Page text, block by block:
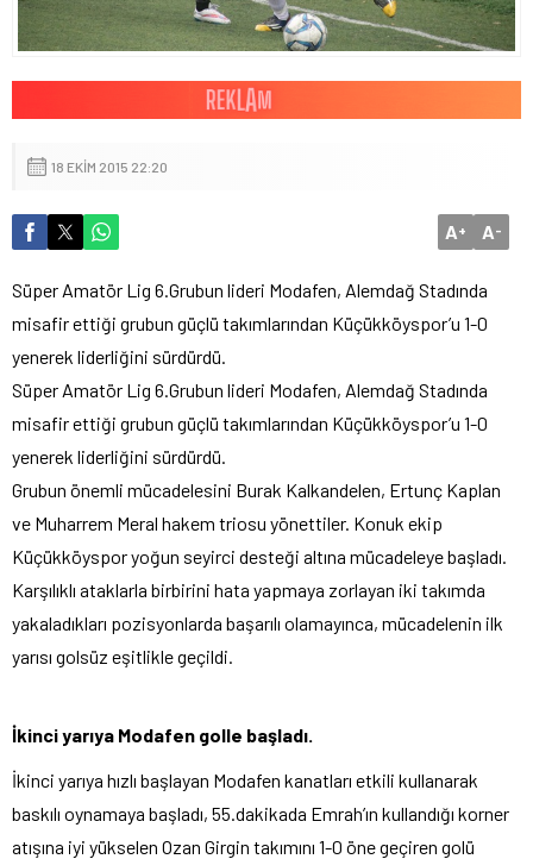
18 EKIM 2015 22:20
A+ A-
Süper Amatör Lig 6.Grubun lideri Modafen, Alemdağ Stadında
misafir ettiği grubun güçlü takımlarından Küçükköyspor’u 1-0
yenerek liderliğini sürdürdü.
Süper Amatör Lig 6.Grubun lideri Modafen, Alemdağ Stadında
misafir ettiği grubun güçlü takımlarından Küçükköyspor’u 1-0
yenerek liderliğini sürdürdü.
Grubun önemli mücadelesini Burak Kalkandelen, Ertunç Kaplan
ve Muharrem Meral hakem triosu yönettiler. Konuk ekip
Küçükköyspor yoğun seyirci desteği altına mücadeleye başladı.
Karşılıklı ataklarla birbirini hata yapmaya zorlayan iki takımda
yakaladıkları pozisyonlarda başarılı olamayınca, mücadelenin ilk
yarısı golsüz eşitlikle geçildi.
İkinci yarıya Modafen golle başladı.
İkinci yarıya hızlı başlayan Modafen kanatları etkili kullanarak
baskılı oynamaya başladı, 55.dakikada Emrah’ın kullandığı korner
atışına iyi yükselen Ozan Girgin takımını 1-0 öne geçiren golü